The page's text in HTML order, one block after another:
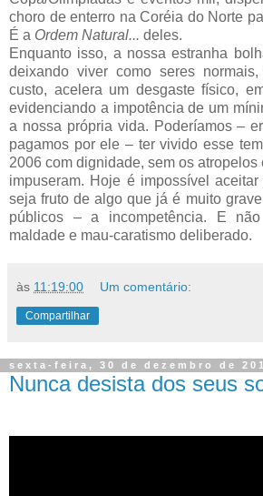
choro de enterro na Coréia do Norte
É a Ordem Natural... deles.
Enquanto isso, a nossa estranha
deixando viver como seres
custo, acelera um desgaste físico,
evidenciando a impotência de um
a nossa própria vida. Poderíamos –
pagamos por ele – ter vivido esse
2006 com dignidade, sem os
impuseram. Hoje é impossível
seja fruto de algo que já é muito
públicos – a incompetência. E
maldade e mau-caratismo deliberado.
às 11:19:00 Um comentário:
Compartilhar
sexta-feira, 30 de dezembro de
Nunca desista dos seus